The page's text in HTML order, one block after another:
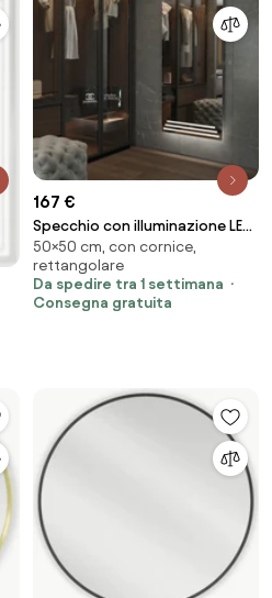
167 €
Specchio con illuminazione LED
M17
50×50 cm, con cornice,
rettangolare
Da spedire tra 1 settimana
Consegna gratuita